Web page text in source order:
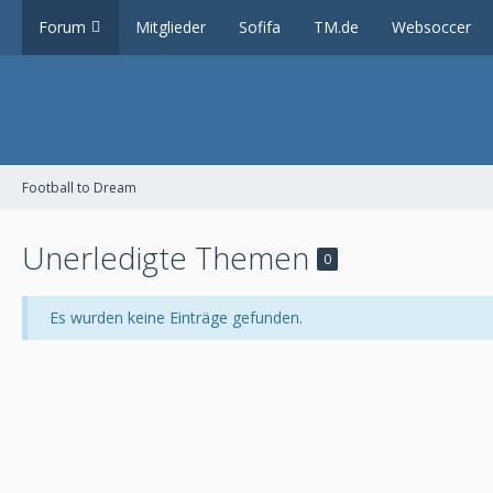
Forum Mitglieder Sofifa TM.de Websoccer
Football to Dream
Unerledigte Themen 0
Es wurden keine Einträge gefunden.